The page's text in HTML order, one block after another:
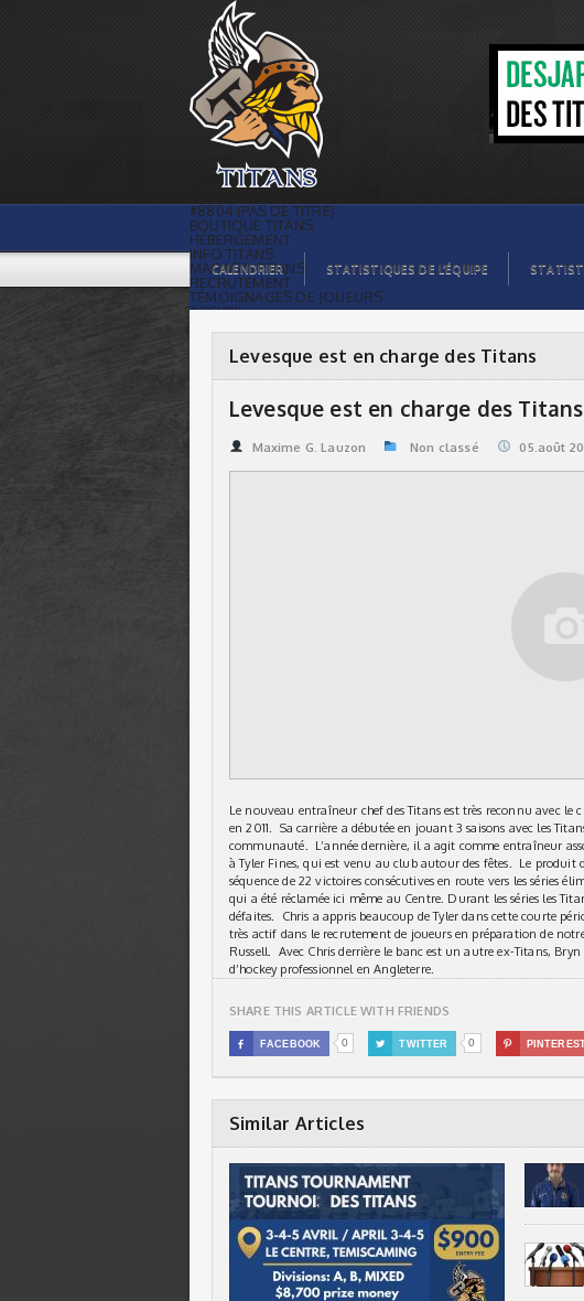
Levesque est en charge des Titans |
Titans de témiscaming
#8804 (PAS DE TITRE)
BOUTIQUE TITANS
HÉBERGEMENT
INFO TITANS
MAGASIN TITANS
RECRUTEMENT
TÉMOIGNAGES DE JOUEURS
ACCUEIL
GALERIE PHOTOS
STATISTIQUES
ORGANISATION
CALENDRIER
GALERIE VIDÉOS
COMMANDITAIRES
STATISTIQUES DE LA LIGUE
CALENDRIER STATISTIQUES DE L’ÉQUIPE
Levesque est en charge des Titans
Levesque est en charge des Titans
Maxime G. Lauzon Non classé 05.août
Le nouveau entraîneur chef des Titans est très reconnu avec
en 2011. Sa carrière a débutée en jouant 3 saisons avec les
communauté. L’année dernière, il a agit comme entraîneur
à Tyler Fines, qui est venu au club autour des fêtes. Le produit
séquence de 22 victoires consécutives en route vers les séries
qui a été réclamée ici même au Centre. Durant les séries les
défaites. Chris a appris beaucoup de Tyler dans cette courte
très actif dans le recrutement de joueurs en préparation de
Russell. Avec Chris derrière le banc est un autre ex-Titans,
d’hockey professionnel en Angleterre.
SHARE THIS ARTICLE WITH FRIENDS
 FACEBOOK 0  TWITTER 0 
Similar Articles